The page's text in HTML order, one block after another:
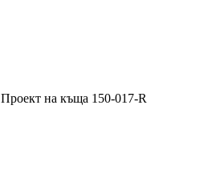
Проект на къща 150-017-R